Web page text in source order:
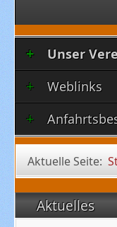
Unser
Weblinks
Aktuelle Seite:
Aktuelles